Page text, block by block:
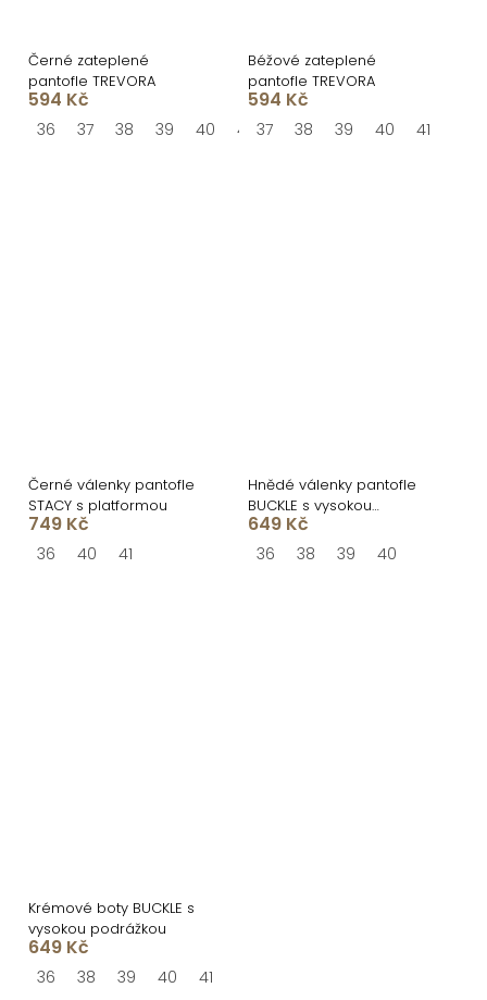
Černé zateplené
pantofle TREVORA
594 Kč
36 37 38 39 40 41
Béžové zateplené
pantofle TREVORA
594 Kč
37 38 39 40 41
Černé válenky pantofle
STACY s platformou
749 Kč
36 40 41
Hnědé válenky pantofle
BUCKLE s vysokou
podrážkou
649 Kč
36 38 39 40
Krémové boty BUCKLE s
vysokou podrážkou
649 Kč
36 38 39 40 41